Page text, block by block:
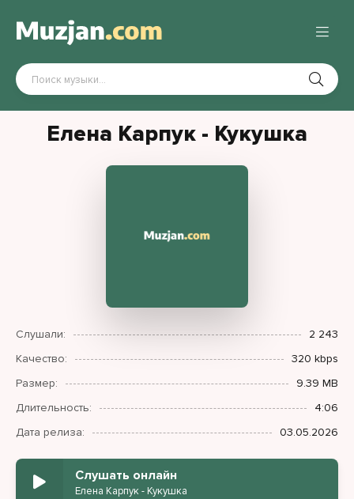
Елена Карпук - Кукушка
Слушали:
2 243
Качество:
320 kbps
Размер:
9.39 MB
Длительность:
4:06
Дата релиза:
03.05.2026
Слушать онлайн
Елена Карпук - Кукушка